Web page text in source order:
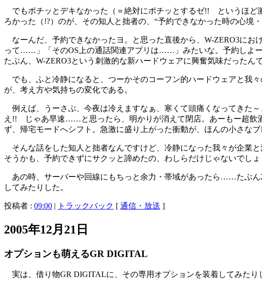
でもポチッとデキなかった（＝絶対にポチッとするゼ!! というほど
ろかった（!?）のが、その知人と拙者の、“予約できなかった時の心境
なーんだ、予約できなかったヨ。と思った直後から、W-ZERO3に
って……」「そのOS上の通話関連アプリは……」みたいな。予約しよー
たぶん、W-ZERO3という刺激的な新ハードウェアに興奮気味だったん
でも、ふと冷静になると、つーかそのコーフン的ハードウェアと我
が、考え方や気持ちの変化である。
例えば、うーさぶ、今夜は冷えますなぁ、寒くて頭痛くなってき
え!! じゃあ早速……と思ったら、明かりが消えて閉店。あーもー超飲
ず、帰宅モードへシフト。急激に盛り上がった衝動が、ほんの小さな
そんな話をした知人と拙者なんですけど、冷静になった我々が企業
そうかも、予約できずにサクッと諦めたの、わしらだけじゃないでしょ
あの時、サーバーや回線にもちっと余力・帯域があったら……たぶん
してみたりした。
投稿者 : 09:00 | トラックバック [ 通信・放送 ]
2005年12月21日
オプションも萌えるGR DIGITAL
実は、借り物GR DIGITALに、その専用オプションを装着してみたり